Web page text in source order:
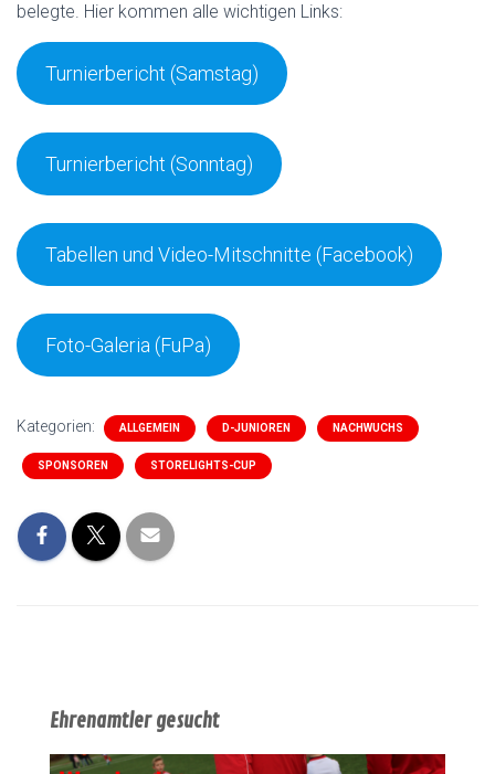
belegte. Hier kommen alle wichtigen Links:
Turnierbericht (Samstag)
Turnierbericht (Sonntag)
Tabellen und Video-Mitschnitte (Facebook)
Foto-Galeria (FuPa)
Kategorien: ALLGEMEIN D-JUNIOREN NACHWUCHS
SPONSOREN STORELIGHTS-CUP
Ehrenamtler gesucht